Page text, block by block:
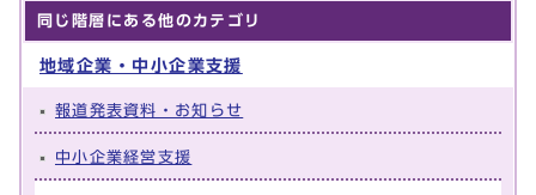
同じ階層にある他のカテゴリ
地域企業・中小企業支援
報道発表資料・お知らせ
中小企業経営支援